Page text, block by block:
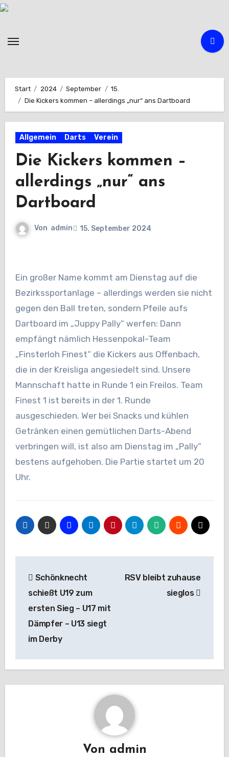
Zum
Start 2024 September
15.
Die Kickers kommen – allerdings „nur“ ans Dartboard
Allgemein Darts Verein
Die Kickers kommen –
allerdings „nur“ ans
Dartboard
Von admin 15. September 2024
Ein großer Name kommt am Dienstag auf die
Bezirkssportanlage – allerdings werden sie nicht
gegen den Ball treten, sondern Pfeile aufs
Dartboard im „Juppy Pally“ werfen: Dann
empfängt nämlich Hessenpokal-Team
„Finsterloh Finest“ die Kickers aus Offenbach,
die in der Kreisliga angesiedelt sind. Unsere
Mannschaft hatte in Runde 1 ein Freilos. Team
Finest 1 ist bereits in der 1. Runde
ausgeschieden. Wer bei Snacks und kühlen
Getränken einen gemütlichen Darts-Abend
verbringen will, ist also am Dienstag im „Pally“
bestens aufgehoben. Die Partie startet um 20
Uhr.
Schönknecht
schießt U19 zum
ersten Sieg – U17 mit
Dämpfer – U13 siegt
im Derby
RSV bleibt zuhause
sieglos
Von admin